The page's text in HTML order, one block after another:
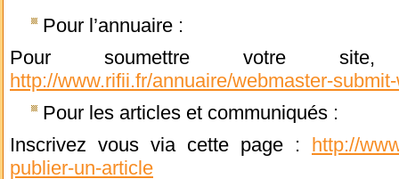
Pour l’annuaire :
Pour soumettre votre
http://www.rifii.fr/annuaire/webmaster-
Pour les articles et communiqués :
Inscrivez vous via cette page :
http://
publier-un-article